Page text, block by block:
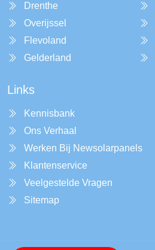
Drenthe
Overijssel
Flevoland
Gelderland
Links
Kennisbank
Ons Verhaal
Werken Bij Newsolarpanels
Klantenservice
Veelgestelde Vragen
Sitemap